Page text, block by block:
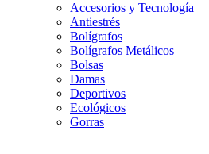
Accesorios y Tecnología
Antiestrés
Bolígrafos
Bolígrafos Metálicos
Bolsas
Damas
Deportivos
Ecológicos
Gorras